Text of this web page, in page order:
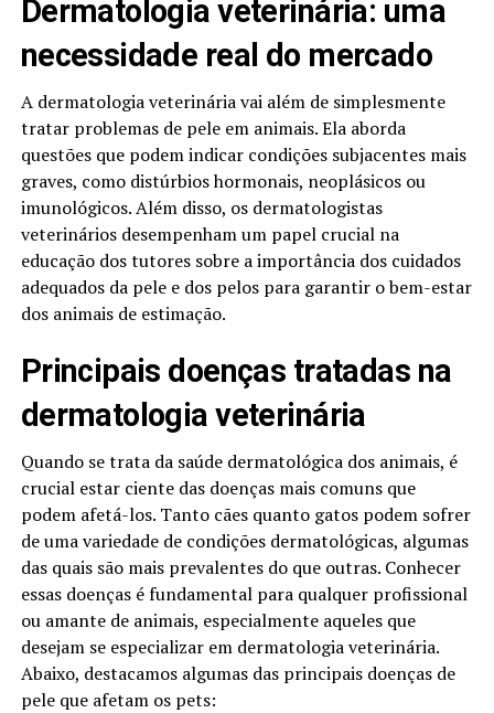
Dermatologia veterinária: uma
necessidade real do mercado
A dermatologia veterinária vai além de simplesmente
tratar problemas de pele em animais. Ela aborda
questões que podem indicar condições subjacentes mais
graves, como distúrbios hormonais, neoplásicos ou
imunológicos. Além disso, os dermatologistas
veterinários desempenham um papel crucial na
educação dos tutores sobre a importância dos cuidados
adequados da pele e dos pelos para garantir o bem-estar
dos animais de estimação.
Principais doenças tratadas na
dermatologia veterinária
Quando se trata da saúde dermatológica dos animais, é
crucial estar ciente das doenças mais comuns que
podem afetá-los. Tanto cães quanto gatos podem sofrer
de uma variedade de condições dermatológicas, algumas
das quais são mais prevalentes do que outras. Conhecer
essas doenças é fundamental para qualquer profissional
ou amante de animais, especialmente aqueles que
desejam se especializar em dermatologia veterinária.
Abaixo, destacamos algumas das principais doenças de
pele que afetam os pets: